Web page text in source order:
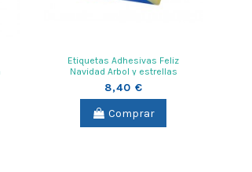
Etiquetas Adhesivas Feliz
Navidad Arbol y estrellas
8,40 €
Comprar